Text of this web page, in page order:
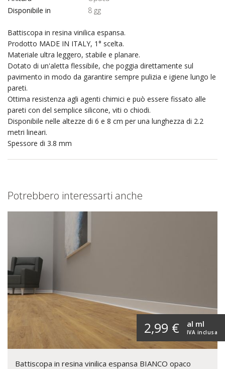
Disponibile in
8 gg
Battiscopa in resina vinilica espansa.
Prodotto MADE IN ITALY, 1° scelta.
Materiale ultra leggero, stabile e planare.
Dotato di un'aletta flessibile, che poggia direttamente sul
pavimento in modo da garantire sempre pulizia e igiene lungo le
pareti.
Ottima resistenza agli agenti chimici e può essere fissato alle
pareti con del semplice silicone, viti o chiodi.
Disponibile nelle altezze di 6 e 8 cm per una lunghezza di 2.2
metri lineari.
Spessore di 3.8 mm
Potrebbero interessarti anche
2,99 € IVA inclusa
al ml
Battiscopa in resina vinilica espansa BIANCO opaco